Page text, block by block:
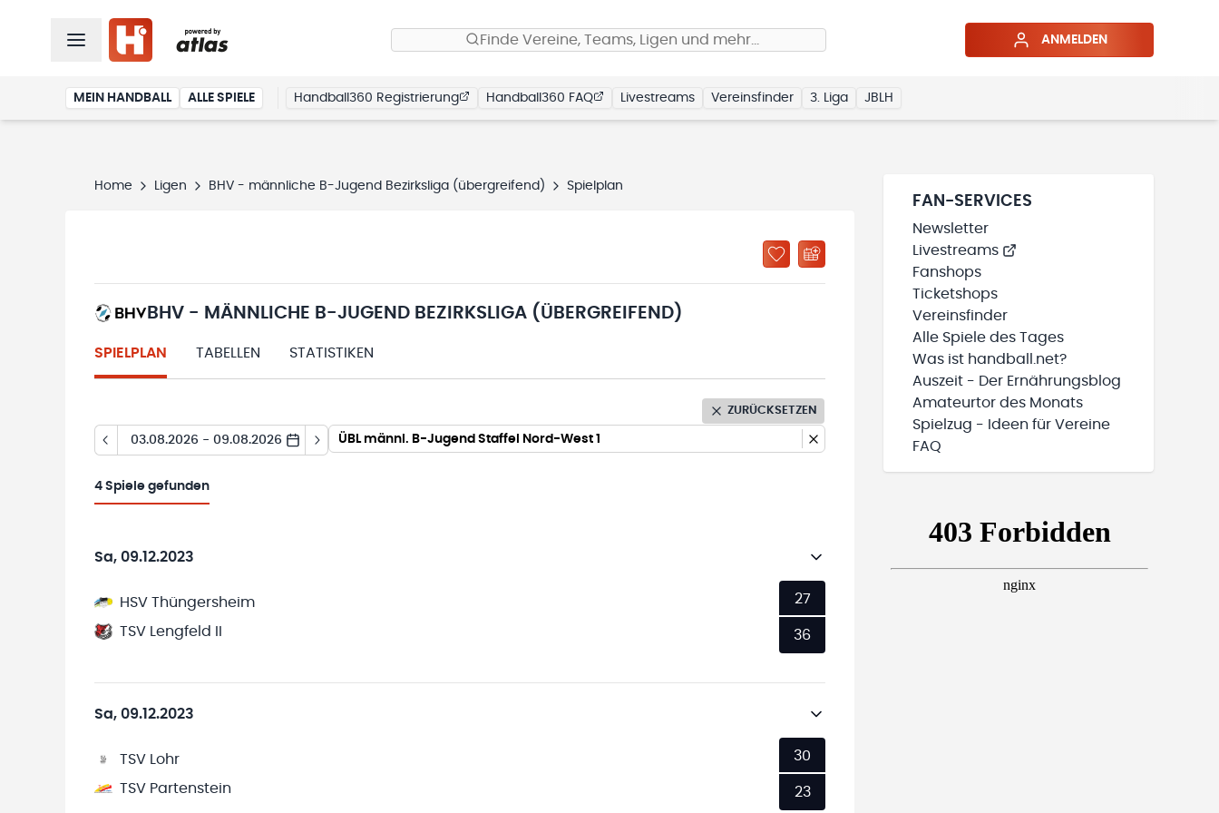
Finde Vereine, Teams, Ligen und mehr… ANMELDEN
MEIN HANDBALL ALLE SPIELE Handball360 Registrierung Handball360 FAQ Livestreams Vereinsfinder 3. Liga JBLH
Home Ligen BHV - männliche B-Jugend Bezirksliga (übergreifend) Spielplan
BHV - MÄNNLICHE B-JUGEND BEZIRKSLIGA (ÜBERGREIFEND)
SPIELPLAN TABELLEN STATISTIKEN
ZURÜCKSETZEN
03.08.2026 - 09.08.2026 ÜBL männl. B-Jugend Staffel Nord-West 1
4 Spiele gefunden
Sa, 09.12.2023
HSV Thüngersheim
TSV Lengfeld II
27
36
Sa, 09.12.2023
TSV Lohr
TSV Partenstein
30
23
FAN-SERVICES
Newsletter
Livestreams
Fanshops
Ticketshops
Vereinsfinder
Alle Spiele des Tages
Was ist handball.net?
Auszeit - Der Ernährungsblog
Amateurtor des Monats
Spielzug - Ideen für Vereine
FAQ